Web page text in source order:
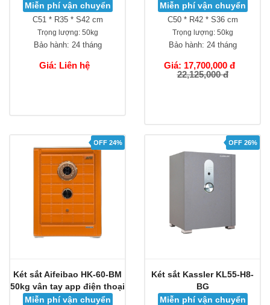
Miễn phí vận chuyển
C51 * R35 * S42 cm
Trọng lượng:50kg
Bảo hành: 24 tháng
Giá: Liên hệ
Miễn phí vận chuyển
C50 * R42 * S36 cm
Trọng lượng:50kg
Bảo hành: 24 tháng
Giá: 17,700,000 đ
22,125,000 đ
OFF 24%
Két sắt Aifeibao HK-60-BM
50kg vân tay app điện thoại
Miễn phí vận chuyển
OFF 26%
Két sắt Kassler KL55-H8-
BG
Miễn phí vận chuyển